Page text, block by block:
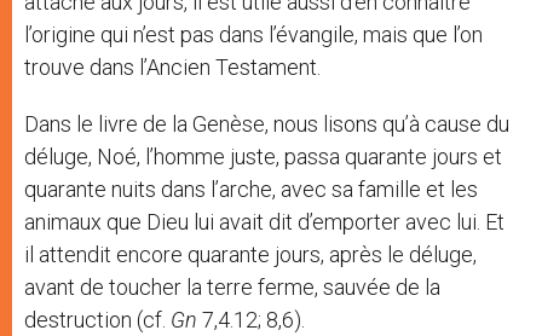
l’origine qui n’est pas dans l’évangile, mais que l’on
trouve dans l’Ancien Testament.
Dans le livre de la Genèse, nous lisons qu’à cause du
déluge, Noé, l’homme juste, passa quarante jours et
quarante nuits dans l’arche, avec sa famille et les
animaux que Dieu lui avait dit d’emporter avec lui. Et
il attendit encore quarante jours, après le déluge,
avant de toucher la terre ferme, sauvée de la
destruction (cf. Gn 7,4.12; 8,6).